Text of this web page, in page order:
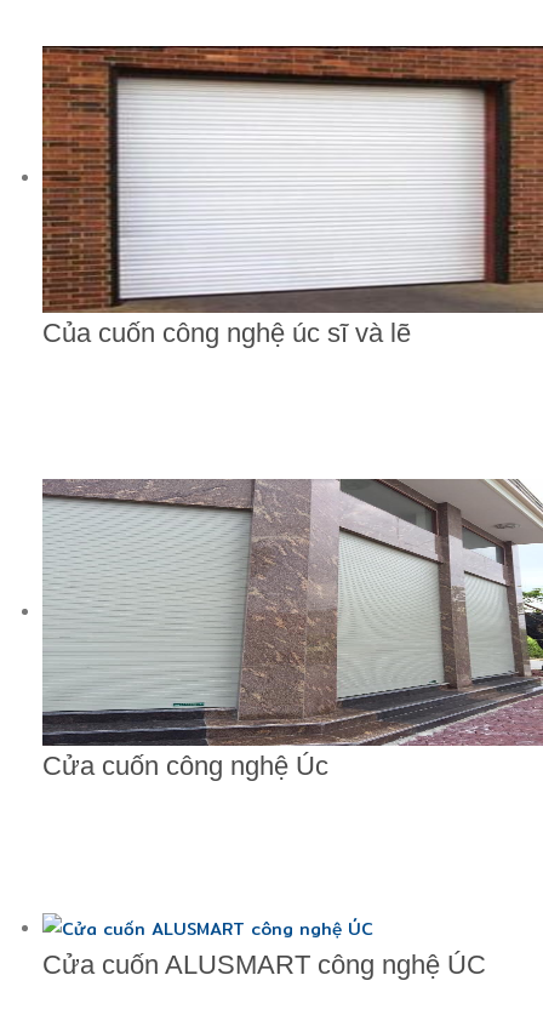
Của cuốn công nghệ úc sĩ và lẽ
Cửa cuốn công nghệ Úc
Cửa cuốn ALUSMART công nghệ ÚC